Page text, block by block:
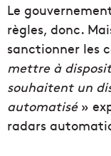
Le
règles, donc.
sanctionner les
mettre à
souhaitent un
automatisé »
radars